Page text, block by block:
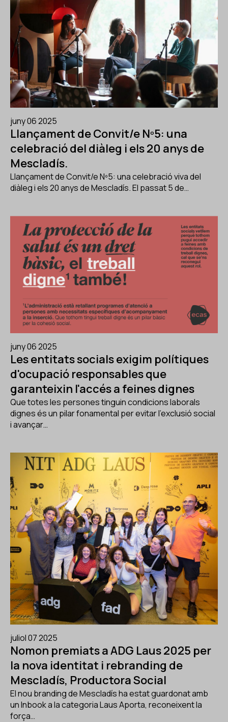
juny 06 2025
Llançament de Convit/e Nº5: una
celebració del diàleg i els 20 anys de
Mescladís.
Llançament de Convit/e Nº5: una celebració viva del
diàleg i els 20 anys de Mescladís. El passat 5 de…
juny 06 2025
Les entitats socials exigim polítiques
d'ocupació responsables que
garanteixin l'accés a feines dignes
Que totes les persones tinguin condicions laborals
dignes és un pilar fonamental per evitar l'exclusió social
i avançar…
juliol 07 2025
Nomon premiats a ADG Laus 2025 per
la nova identitat i rebranding de
Mescladís, Productora Social
El nou branding de Mescladís ha estat guardonat amb
un Inbook a la categoria Laus Aporta, reconeixent la
força…